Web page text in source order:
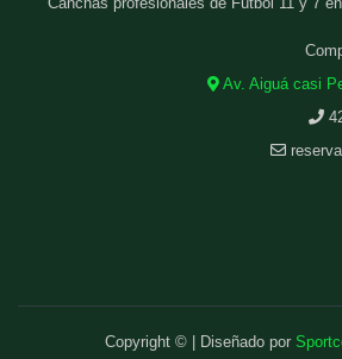
Av. Aiguá casi
Copyright © | Diseñado por